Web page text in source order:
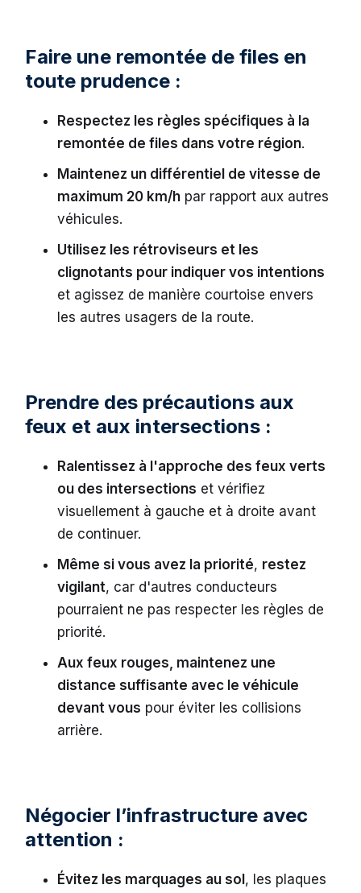
Faire une remontée de files en
toute prudence :
Respectez les règles spécifiques à la
remontée de files dans votre région.
Maintenez un différentiel de vitesse de
maximum 20 km/h par rapport aux autres
véhicules.
Utilisez les rétroviseurs et les
clignotants pour indiquer vos intentions
et agissez de manière courtoise envers
les autres usagers de la route.
Prendre des précautions aux
feux et aux intersections :
Ralentissez à l'approche des feux verts
ou des intersections et vérifiez
visuellement à gauche et à droite avant
de continuer.
Même si vous avez la priorité, restez
vigilant, car d'autres conducteurs
pourraient ne pas respecter les règles de
priorité.
Aux feux rouges, maintenez une
distance suffisante avec le véhicule
devant vous pour éviter les collisions
arrière.
Négocier l’infrastructure avec
attention :
Évitez les marquages au sol , les plaques